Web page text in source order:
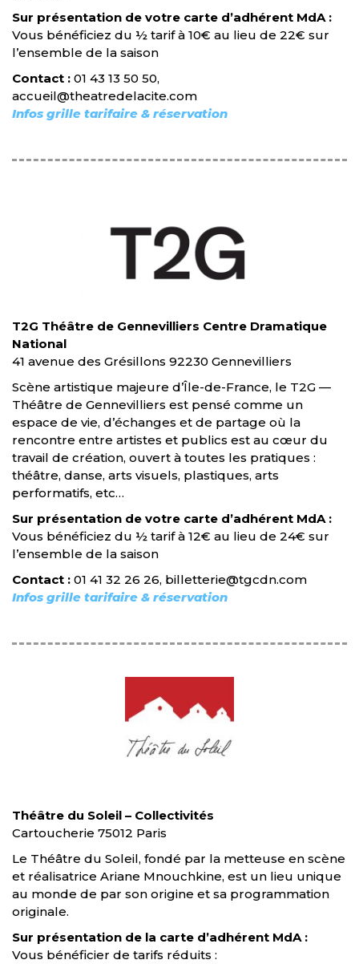
Sur présentation de votre carte d’adhérent MdA :
Vous bénéficiez du ½ tarif à 10€ au lieu de 22€ sur
l’ensemble de la saison
Contact : 01 43 13 50 50,
accueil@theatredelacite.com
Infos grille tarifaire & réservation
T2G Théâtre de Gennevilliers Centre Dramatique
National
41 avenue des Grésillons 92230 Gennevilliers
Scène artistique majeure d’Île-de-France, le T2G —
Théâtre de Gennevilliers est pensé comme un
espace de vie, d’échanges et de partage où la
rencontre entre artistes et publics est au cœur du
travail de création, ouvert à toutes les pratiques :
théâtre, danse, arts visuels, plastiques, arts
performatifs, etc…
Sur présentation de votre carte d’adhérent MdA :
Vous bénéficiez du ½ tarif à 12€ au lieu de 24€ sur
l’ensemble de la saison
Contact : 01 41 32 26 26, billetterie@tgcdn.com
Infos grille tarifaire & réservation
Théâtre du Soleil – Collectivités
Cartoucherie 75012 Paris
Le Théâtre du Soleil, fondé par la metteuse en scène
et réalisatrice Ariane Mnouchkine, est un lieu unique
au monde de par son origine et sa programmation
originale.
Sur présentation de la carte d’adhérent MdA :
Vous bénéficier de tarifs réduits :